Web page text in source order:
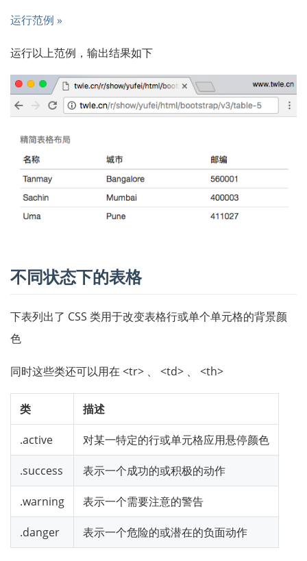
运行范例 »
运行以上范例，输出结果如下
不同状态下的表格
下表列出了 CSS 类用于改变表格行或单个单元格的背景颜
色
同时这些类还可以用在 <tr> 、 <td> 、 <th>
类 描述
.active 对某一特定的行或单元格应用悬停颜色
.success 表示一个成功的或积极的动作
.warning 表示一个需要注意的警告
.danger 表示一个危险的或潜在的负面动作